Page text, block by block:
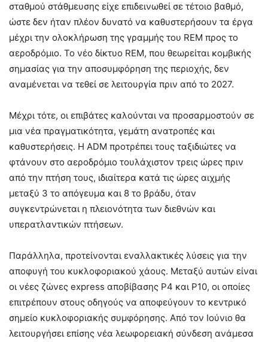
σταθμού στάθμευσης είχε επιδεινωθεί σε τέτοιο βαθμό,
ώστε δεν ήταν πλέον δυνατό να καθυστερήσουν τα έργα
μέχρι την ολοκλήρωση της γραμμής του REM προς το
αεροδρόμιο. Το νέο δίκτυο REM, που θεωρείται κομβικής
σημασίας για την αποσυμφόρηση της περιοχής, δεν
αναμένεται να τεθεί σε λειτουργία πριν από το 2027.
Μέχρι τότε, οι επιβάτες καλούνται να προσαρμοστούν σε
μια νέα πραγματικότητα, γεμάτη ανατροπές και
καθυστερήσεις. Η ADM προτρέπει τους ταξιδιώτες να
φτάνουν στο αεροδρόμιο τουλάχιστον τρεις ώρες πριν
από την πτήση τους, ιδιαίτερα κατά τις ώρες αιχμής
μεταξύ 3 το απόγευμα και 8 το βράδυ, όταν
συγκεντρώνεται η πλειονότητα των διεθνών και
υπερατλαντικών πτήσεων.
Παράλληλα, προτείνονται εναλλακτικές λύσεις για την
αποφυγή του κυκλοφοριακού χάους. Μεταξύ αυτών είναι
οι νέες ζώνες express αποβίβασης P4 και P10, οι οποίες
επιτρέπουν στους οδηγούς να αποφεύγουν το κεντρικό
σημείο κυκλοφοριακής συμφόρησης. Από τον Ιούνιο θα
λειτουργήσει επίσης νέα λεωφορειακή σύνδεση ανάμεσα